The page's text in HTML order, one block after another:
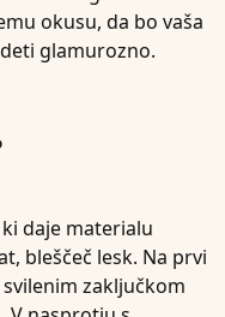
okusu, da bo vaša
glamurozno.
daje materialu
bleščeč lesk. Na prvi
zaključkom